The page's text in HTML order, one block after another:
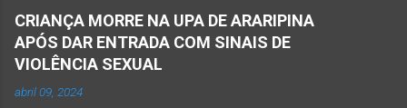
CRIANÇA MORRE NA UPA DE ARARIPINA
APÓS DAR ENTRADA COM SINAIS DE
VIOLÊNCIA SEXUAL
abril 09, 2024